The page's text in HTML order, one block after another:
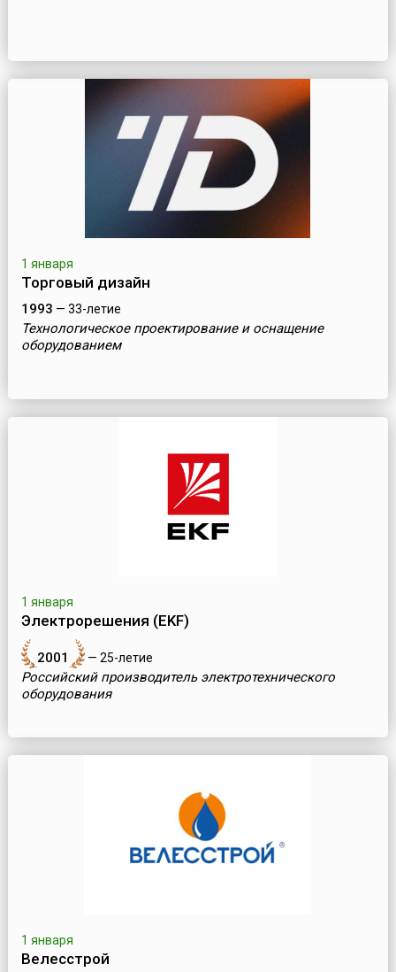
1 января
Торговый дизайн
1993 — 33-летие
Технологическое проектирование и оснащение
оборудованием
1 января
Электрорешения (EKF)
2001 — 25-летие
Российский производитель электротехнического
оборудования
1 января
Велесстрой